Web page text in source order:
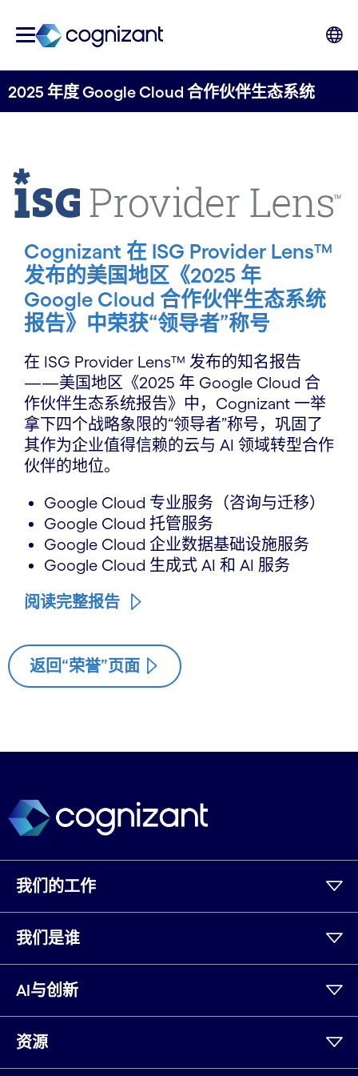
2025 年度 Google Cloud 合作伙伴生态系统
Cognizant 在 ISG Provider Lens™
发布的美国地区《2025 年
Google Cloud 合作伙伴生态系统
报告》中荣获“领导者”称号
在 ISG Provider Lens™ 发布的知名报告
——美国地区《2025 年 Google Cloud 合
作伙伴生态系统报告》中，Cognizant 一举
拿下四个战略象限的“领导者”称号，巩固了
其作为企业值得信赖的云与 AI 领域转型合作
伙伴的地位。
Google Cloud 专业服务（咨询与迁移）
Google Cloud 托管服务
Google Cloud 企业数据基础设施服务
Google Cloud 生成式 AI 和 AI 服务
阅读完整报告
返回“荣誉”页面
我们的工作
我们是谁
AI与创新
资源